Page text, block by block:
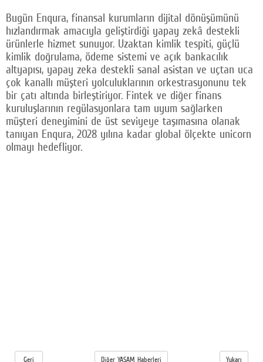
Bugün Enqura, finansal kurumların dijital dönüşümünü
hızlandırmak amacıyla geliştirdiği yapay zekâ destekli
ürünlerle hizmet sunuyor. Uzaktan kimlik tespiti, güçlü
kimlik doğrulama, ödeme sistemi ve açık bankacılık
altyapısı, yapay zeka destekli sanal asistan ve uçtan uca
çok kanallı müşteri yolculuklarının orkestrasyonunu tek
bir çatı altında birleştiriyor. Fintek ve diğer finans
kuruluşlarının regülasyonlara tam uyum sağlarken
müşteri deneyimini de üst seviyeye taşımasına olanak
tanıyan Enqura, 2028 yılına kadar global ölçekte unicorn
olmayı hedefliyor.
Geri Diğer YAŞAM Haberleri Yukarı